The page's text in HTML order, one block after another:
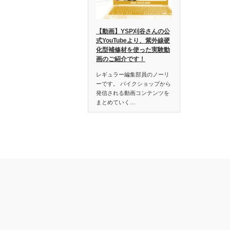
【動画】YSP刈谷さんの公
式YouTubeより、紫外線硬
化型補修材を使った実験動
画のご紹介です！
レギュラー編集部員のノーリ
ーです。 バイクショップから
発信される動画コンテンツを
まとめていく…